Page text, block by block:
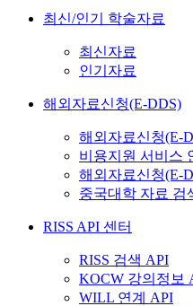
최신/인기 학술자료
최신자료
인기자료
해외자료신청(E-DDS)
해외자료신청(E-
비용지원 서비스
해외자료신청(E-
중국대학 자료 검
RISS API 센터
RISS 검색 API
KOCW 강의정보
WILL 연계 API